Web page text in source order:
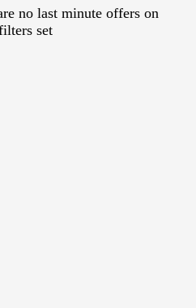
no last minute offers on
set